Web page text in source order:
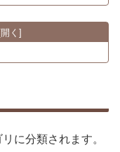
に分類されます。